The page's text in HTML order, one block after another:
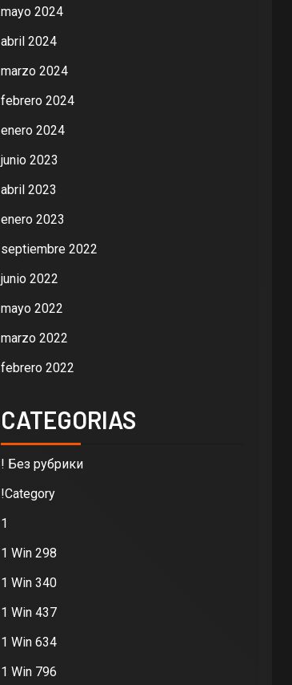
mayo 2024
abril 2024
marzo 2024
febrero 2024
enero 2024
junio 2023
abril 2023
enero 2023
septiembre 2022
junio 2022
mayo 2022
marzo 2022
febrero 2022
CATEGORIAS
! Без рубрики
!Category
1
1 Win 298
1 Win 340
1 Win 437
1 Win 634
1 Win 796